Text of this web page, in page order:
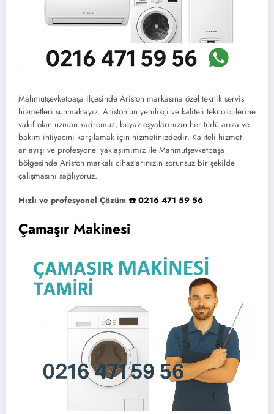
Mahmutşevketpaşa ilçesinde Ariston markasına özel teknik servis
hizmetleri sunmaktayız. Ariston’un yenilikçi ve kaliteli teknolojilerine
vakıf olan uzman kadromuz, beyaz eşyalarınızın her türlü arıza ve
bakım ihtiyacını karşılamak için hizmetinizdedir. Kaliteli hizmet
anlayışı ve profesyonel yaklaşımımız ile Mahmutşevketpaşa
bölgesinde Ariston markalı cihazlarınızın sorunsuz bir şekilde
çalışmasını sağlıyoruz.
Hızlı ve profesyonel Çözüm ☎️ 0216 471 59 56
Çamaşır Makinesi